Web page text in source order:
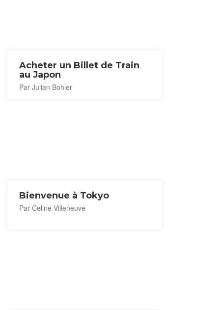
Acheter un Billet de Train
au Japon
Par Julian Bohler
Bienvenue à Tokyo
Par Celine Villeneuve